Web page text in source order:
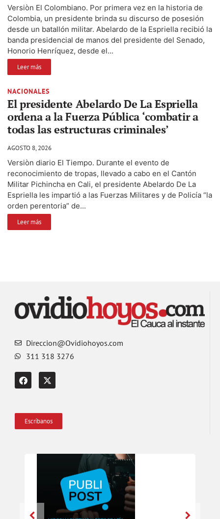
Versiòn El Colombiano. Por primera vez en la historia de
Colombia, un presidente brinda su discurso de posesión
desde un batallón militar. Abelardo de la Espriella recibió la
banda presidencial de manos del presidente del Senado,
Honorio Henríquez, desde el...
Leer más
NACIONALES
El presidente Abelardo De La Espriella
ordena a la Fuerza Pública ‘combatir a
todas las estructuras criminales’
AGOSTO 8, 2026
Versiòn diario El Tiempo. Durante el evento de
reconocimiento de tropas, llevado a cabo en el Cantón
Militar Pichincha en Cali, el presidente Abelardo De La
Espriella les impartió a las Fuerzas Militares y de Policía “la
orden perentoria” de...
Leer más
Direccion@Ovidiohoyos.com
311 318 3276
Escríbanos